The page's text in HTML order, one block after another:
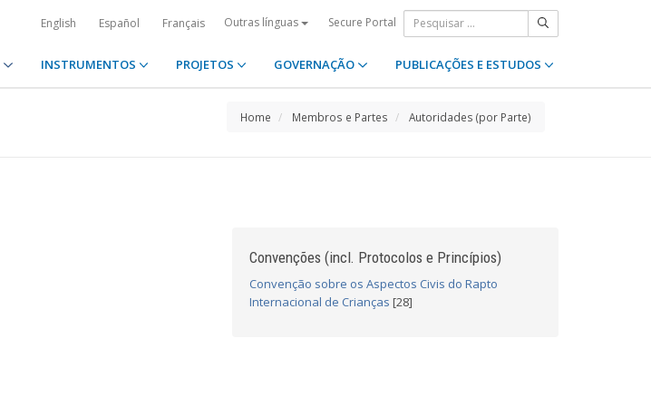
English Español Français Outras línguas Secure Portal
INSTRUMENTOS PROJETOS GOVERNAÇÃO PUBLICAÇÕES E ESTUDOS
Home Membros e Partes Autoridades (por Parte)
Convenções (incl. Protocolos e Princípios)
Convenção sobre os Aspectos Civis do Rapto
Internacional de Crianças [28]